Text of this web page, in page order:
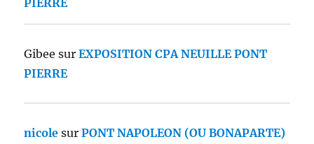
Gibee surEXPOSITION CPA NEUILLE PONT
PIERRE
nicole surPONT NAPOLEON (OU BONAPARTE)